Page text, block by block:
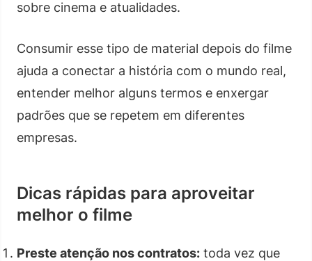
sobre cinema e atualidades.
Consumir esse tipo de material depois do filme
ajuda a conectar a história com o mundo real,
entender melhor alguns termos e enxergar
padrões que se repetem em diferentes
empresas.
Dicas rápidas para aproveitar
melhor o filme
Preste atenção nos contratos: toda vez que